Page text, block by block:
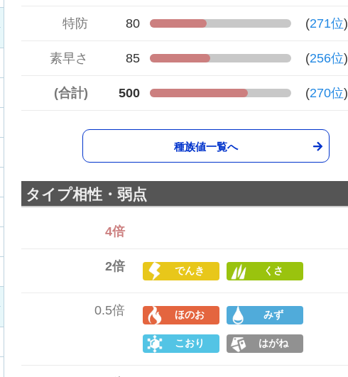
特防 80 (271位)
素早さ 85 (256位)
(合計) 500 (270位)
種族値一覧へ
タイプ相性・弱点
4倍
2倍 でんき くさ
0.5倍 ほのお みず
こおり はがね